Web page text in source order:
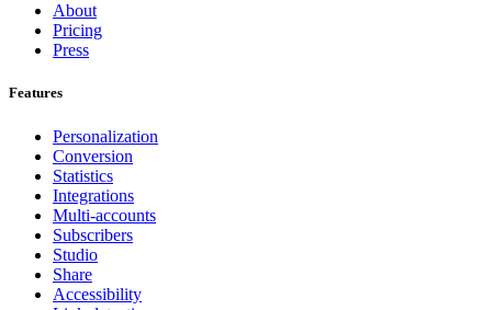
About
Pricing
Press
Features
Personalization
Conversion
Statistics
Integrations
Multi-accounts
Subscribers
Studio
Share
Accessibility